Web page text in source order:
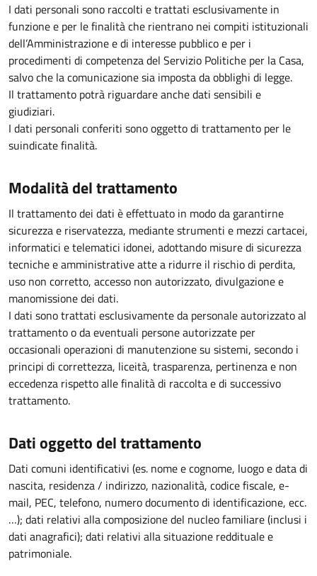
I dati personali sono raccolti e trattati esclusivamente in
funzione e per le finalità che rientrano nei compiti istituzionali
dell’Amministrazione e di interesse pubblico e per i
procedimenti di competenza del Servizio Politiche per la Casa,
salvo che la comunicazione sia imposta da obblighi di legge.
Il trattamento potrà riguardare anche dati sensibili e
giudiziari.
I dati personali conferiti sono oggetto di trattamento per le
suindicate finalità.
Modalità del trattamento
Il trattamento dei dati è effettuato in modo da garantirne
sicurezza e riservatezza, mediante strumenti e mezzi cartacei,
informatici e telematici idonei, adottando misure di sicurezza
tecniche e amministrative atte a ridurre il rischio di perdita,
uso non corretto, accesso non autorizzato, divulgazione e
manomissione dei dati.
I dati sono trattati esclusivamente da personale autorizzato al
trattamento o da eventuali persone autorizzate per
occasionali operazioni di manutenzione su sistemi, secondo i
principi di correttezza, liceità, trasparenza, pertinenza e non
eccedenza rispetto alle finalità di raccolta e di successivo
trattamento.
Dati oggetto del trattamento
Dati comuni identificativi (es. nome e cognome, luogo e data di
nascita, residenza / indirizzo, nazionalità, codice fiscale, e-
mail, PEC, telefono, numero documento di identificazione, ecc.
…); dati relativi alla composizione del nucleo familiare (inclusi i
dati anagrafici); dati relativi alla situazione reddituale e
patrimoniale.